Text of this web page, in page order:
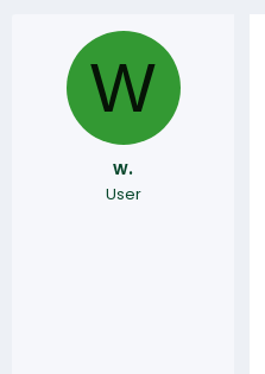
t
l
W
w.
User